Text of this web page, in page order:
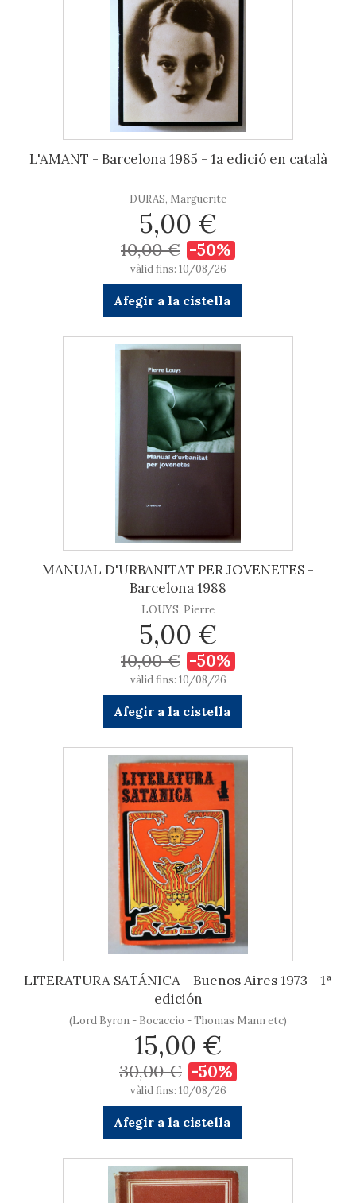
L'AMANT - Barcelona 1985 - 1a edició en català
DURAS, Marguerite
5,00 €
10,00 € -50%
vàlid fins: 10/08/26
Afegir a la cistella
MANUAL D'URBANITAT PER JOVENETES -
Barcelona 1988
LOUYS, Pierre
5,00 €
10,00 € -50%
vàlid fins: 10/08/26
Afegir a la cistella
LITERATURA SATÁNICA - Buenos Aires 1973 - 1ª
edición
(Lord Byron - Bocaccio - Thomas Mann etc)
15,00 €
30,00 € -50%
vàlid fins: 10/08/26
Afegir a la cistella